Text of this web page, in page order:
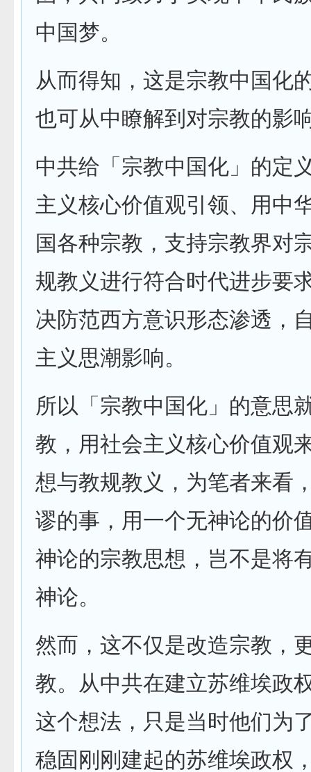
中国梦。
从而得知，这是宗教中国化
也可从中瞭解到对宗教的影
中共给「宗教中国化」的定
主义核心价值观引领、用中
国各种宗教，支持宗教界对
规教义进行符合时代进步要
决防范西方意识形态渗透，
主义思潮影响。
所以「宗教中国化」的意思
教，用社会主义核心价值观
想与教规教义，为笔者来看
谬的事，用一个无神论的价
神论的宗教思想，岂不是将
神论。
然而，这不仅是改造宗教，
教。从中共在建立苏维埃政
这个想法，只是当时他们为
稳固刚刚建起的苏维埃政权